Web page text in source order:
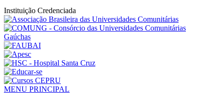
Instituição Credenciada
MENU PRINCIPAL